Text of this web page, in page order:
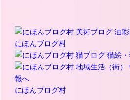
にほんブログ村
にほんブログ村